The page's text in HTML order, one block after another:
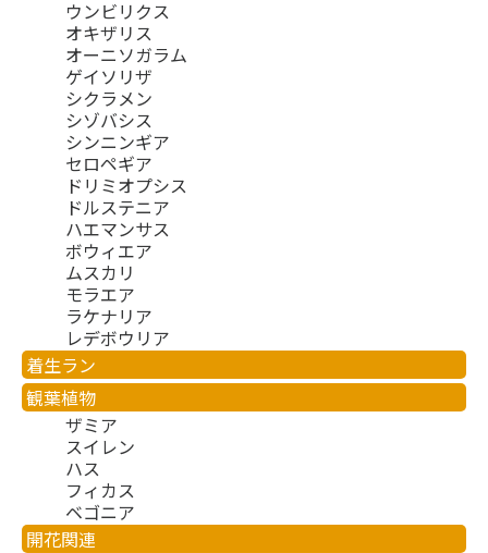
ウンビリクス
オキザリス
オーニソガラム
ゲイソリザ
シクラメン
シゾバシス
シンニンギア
セロペギア
ドリミオプシス
ドルステニア
ハエマンサス
ボウィエア
ムスカリ
モラエア
ラケナリア
レデボウリア
着生ラン
観葉植物
ザミア
スイレン
ハス
フィカス
ベゴニア
開花関連